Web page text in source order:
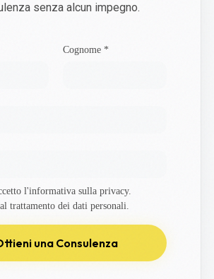
senza alcun impegno.
Cognome *
l'informativa sulla privacy.
trattamento dei dati personali.
una Consulenza